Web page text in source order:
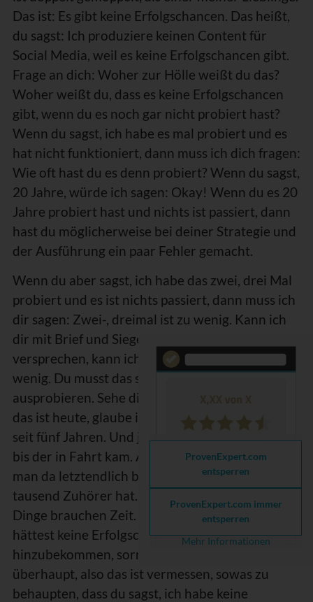
Das ist: Es gibt keine Erfolgschancen. Das heißt,
du sagst: Ich produziere keinen Content für
Social Media, weil es keine Erfolgschancen gibt.
Frage an dich: Woher zur Hölle weißt du das?
Woher weißt du, dass es keine Erfolgschancen
gibt, wenn du es noch gar nicht probiert hast?
Wenn du sagst, ich habe es mal probiert und es
hat nicht funktioniert, dann muss ich dich fragen:
Wie oft hast du es denn probiert? Wenn du sagst,
20 Jahre, würde ich sagen: Okay! Wenn du es 20
Jahre probiert hast und nichts ist passiert, dann
hast du möglicherweise bei deiner Strategie und
der Ausführung ein paar Fehler gemacht.
Wenn du aber sagst, ich habe das zwei, drei Mal
probiert und es ist nichts passiert, dann muss ich
dir sagen: Zwei-, dreimal ist zu wenig. Kann ich
dir mit Brief und Siegel geben, kann ich dir
versprechen, kann ich drauf schwören, das ist zu
wenig. Du musst das schon deutlich häufiger
ausprobieren. Sehe dir meinen Podcast hier an,
das ist heute, glaube ich, Folge 210, den gibt es
seit fünf Jahren. Und ja, auch das hat gedauert,
bis der in Fahrt kam. Aber jetzt ist er es, sodass
man da letztendlich bei jeder Folge mehrere
tausend Zuhörer hat. Das ist einfach so. Die
Dinge brauchen Zeit. Aber zu behaupten, du
hättest keine Erfolgschancen, um das Ganze
hinzubekommen, sorry, das ist tatsächlich
überhaupt, also das ist vermessen, sowas zu
behaupten, dass du sagst, ich habe keine
ProvenExpert.com
entsperren
ProvenExpert.com immer
entsperren
Mehr Informationen